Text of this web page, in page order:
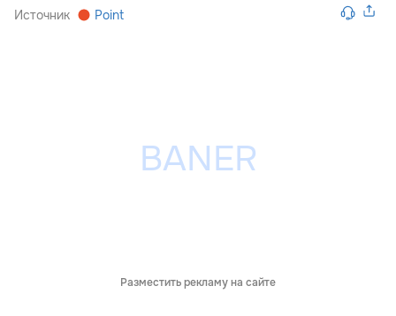
Источник Point
Разместить рекламу на сайте